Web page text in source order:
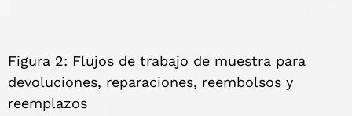
Figura 2: Flujos de trabajo de muestra para
devoluciones, reparaciones, reembolsos y
reemplazos